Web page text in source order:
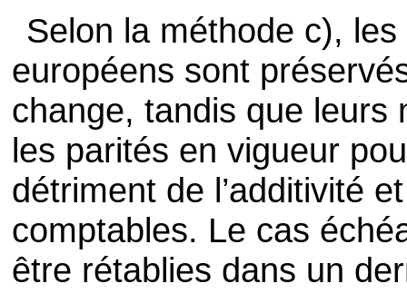
Selon la méthode c),
européens sont
change, tandis que leurs
les parités en vigueur
détriment de l’additivité
comptables. Le cas
être rétablies dans un